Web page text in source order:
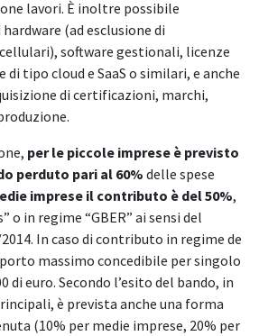
lavori. È inoltre possibile
(ad esclusione di
software gestionali, licenze
di tipo cloud e SaaS o similari, e anche
di certificazioni, marchi,
per le piccole imprese è previsto
perduto pari al 60% delle spese
imprese il contributo è del 50%,
o in regime “GBER” ai sensi del
In caso di contributo in regime de
massimo concedibile per singolo
di euro. Secondo l’esito del bando, in
è prevista anche una forma
(10% per medie imprese, 20% per